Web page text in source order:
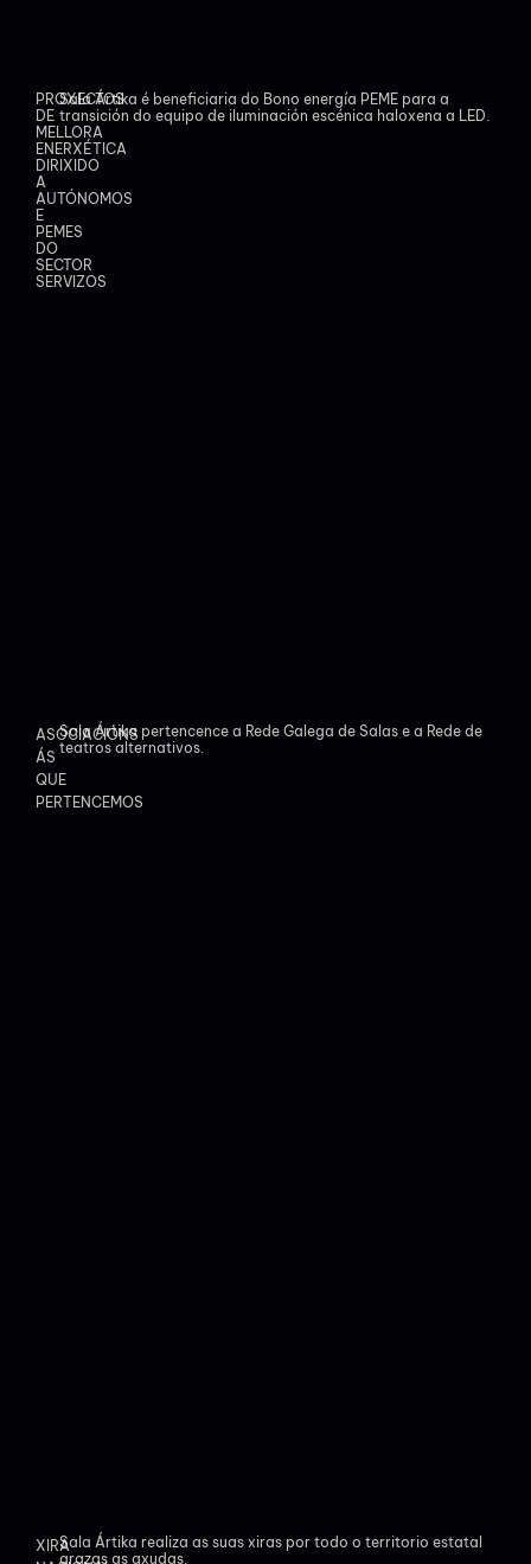
PROXECTOS
DE
MELLORA
ENERXÉTICA
DIRIXIDO
A
AUTÓNOMOS
E
PEMES
DO
SECTOR
SERVIZOS
Sala Ártika é beneficiaria do Bono energía PEME para a
transición do equipo de iluminación escénica haloxena a LED.
ASOCIACIÓNS
ÁS
QUE
PERTENCEMOS
Sala Ártika pertencence a Rede Galega de Salas e a Rede de
teatros alternativos.
XIRASala Ártika realiza as suas xiras por todo o territorio estatal
grazas as axudas.